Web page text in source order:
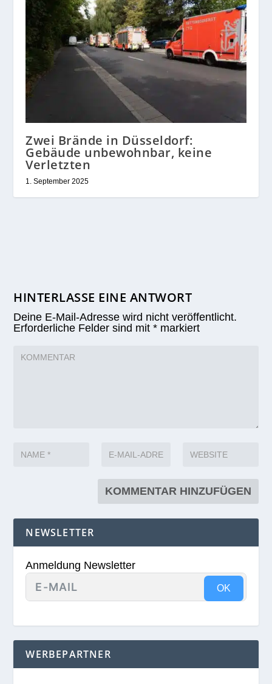
Zwei Brände in Düsseldorf:
Gebäude unbewohnbar, keine
Verletzten
1. September 2025
HINTERLASSE EINE ANTWORT
Deine E-Mail-Adresse wird nicht veröffentlicht.
Erforderliche Felder sind mit* markiert
NEWSLETTER
Anmeldung Newsletter
OK
WERBEPARTNER